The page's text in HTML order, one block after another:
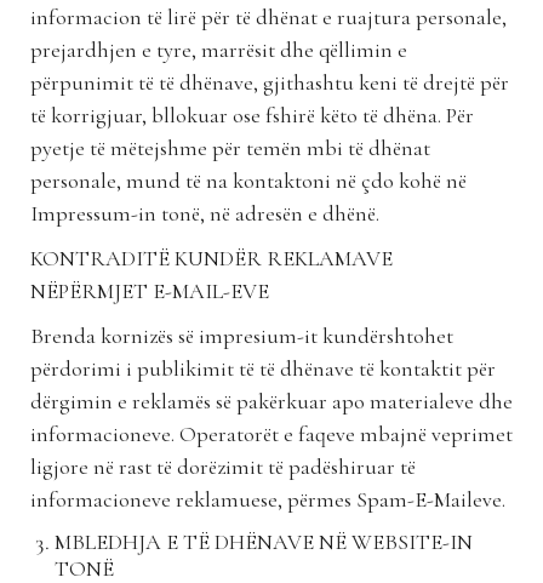
informacion të lirë për të dhënat e ruajtura personale,
prejardhjen e tyre, marrësit dhe qëllimin e
përpunimit të të dhënave, gjithashtu keni të drejtë për
të korrigjuar, bllokuar ose fshirë këto të dhëna. Për
pyetje të mëtejshme për temën mbi të dhënat
personale, mund të na kontaktoni në çdo kohë në
Impressum-in tonë, në adresën e dhënë.
KONTRADITË KUNDËR REKLAMAVE
NËPËRMJET E-MAIL-EVE
Brenda kornizës së impresium-it kundërshtohet
përdorimi i publikimit të të dhënave të kontaktit për
dërgimin e reklamës së pakërkuar apo materialeve dhe
informacioneve. Operatorët e faqeve mbajnë veprimet
ligjore në rast të dorëzimit të padëshiruar të
informacioneve reklamuese, përmes Spam-E-Maileve.
MBLEDHJA E TË DHËNAVE NË WEBSITE-IN
TONË